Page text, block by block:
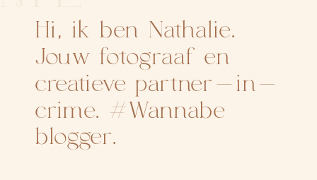
Hi, ik ben Nathalie.
Jouw fotograaf en
creatieve partner-in-
crime. #Wannabe
blogger.